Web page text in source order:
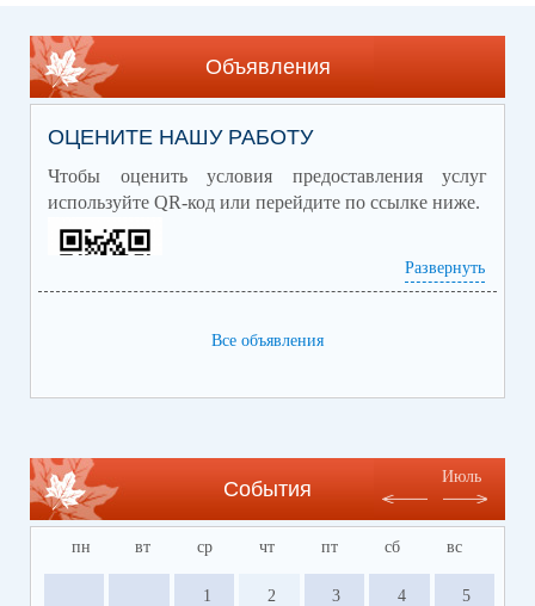
Объявления
ОЦЕНИТЕ НАШУ РАБОТУ
Чтобы оценить условия предоставления услуг
используйте QR-код или перейдите по ссылке ниже.
https://bus.gov.ru/qrcode/rate/390114
Развернуть
Все объявления
События
Июль
пн вт ср чт пт сб вс
1 2 3 4 5